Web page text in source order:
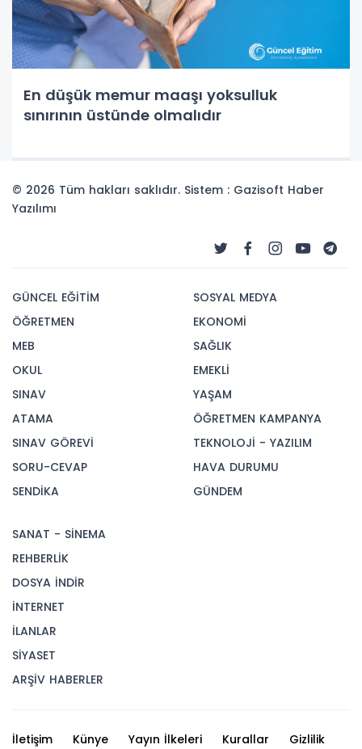
En düşük memur maaşı yoksulluk
sınırının üstünde olmalıdır
© 2026 Tüm hakları saklıdır. Sistem : Gazisoft Haber
Yazılımı
GÜNCEL EĞİTİM
ÖĞRETMEN
MEB
OKUL
SINAV
ATAMA
SINAV GÖREVİ
SORU-CEVAP
SENDİKA
SOSYAL MEDYA
EKONOMİ
SAĞLIK
EMEKLİ
YAŞAM
ÖĞRETMEN KAMPANYA
TEKNOLOJİ - YAZILIM
HAVA DURUMU
GÜNDEM
SANAT - SİNEMA
REHBERLİK
DOSYA İNDİR
İNTERNET
İLANLAR
SİYASET
ARŞİV HABERLER
İletişim Künye Yayın İlkeleri Kurallar Gizlilik